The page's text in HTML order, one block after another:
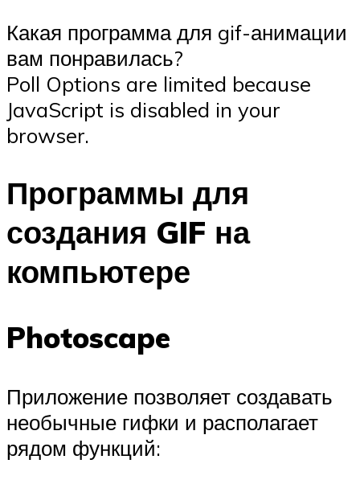
Какая программа для gif-анимации
вам понравилась?
Poll Options are limited because
JavaScript is disabled in your
browser.
Программы для
создания GIF на
компьютере
Photoscape
Приложение позволяет создавать
необычные гифки и располагает
рядом функций: